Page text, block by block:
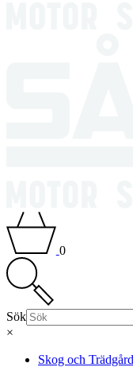
0
Sök
×
Skog och Trädgård